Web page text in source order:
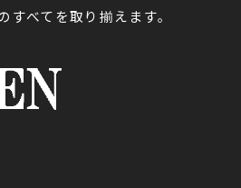
すべてを取り揃えます。